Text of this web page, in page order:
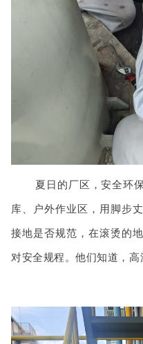
夏日的厂区，安全环
库、户外作业区，用脚步
接地是否规范，在滚烫的
对安全规程。他们知道，高